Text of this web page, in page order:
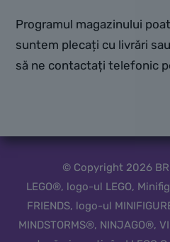
Programul magazinului
suntem plecați cu livrări
să ne contactați telefonic
© Copyright 2026
LEGO®, logo-ul LEGO,
FRIENDS, logo-ul
MINDSTORMS®, NINJAGO®,